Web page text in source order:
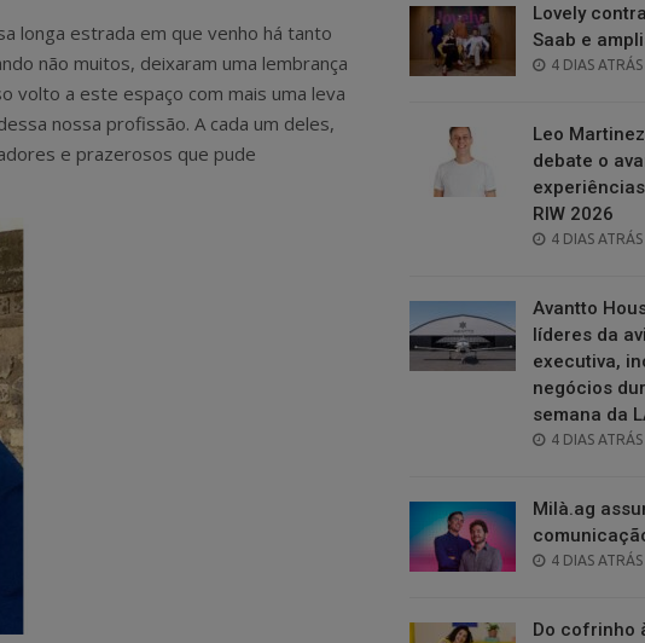
longa estrada em que venho há tanto
não muitos, deixaram uma lembrança
volto a este espaço com mais uma leva
nossa profissão. A cada um deles,
e prazerosos que pude
Lovely
Saab e
POSTED
4 DIAS ATRÁS
Leo
debate o
RIW 2026
POSTED
4 DIAS ATRÁS
Avantto
líderes da
executiva,
negócios
semana da
POSTED
4 DIAS ATRÁS
Milà.ag
POSTED
4 DIAS ATRÁS
Do cofrinho